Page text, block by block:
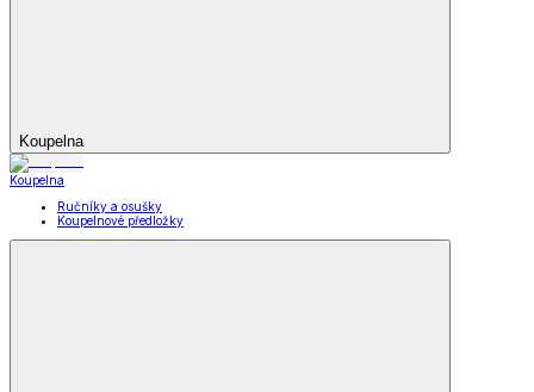
Koupelna
Koupelna
Ručníky a osušky
Koupelnové předložky